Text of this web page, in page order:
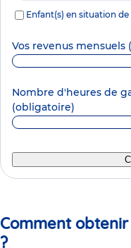
Enfant(s) en situation
Vos revenus mensuels
Nombre d'heures de
(obligatoire)
Comment
?